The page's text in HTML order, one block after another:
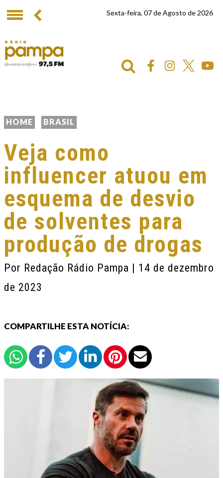
Sexta-feira, 07 de Agosto de 2026
HOME BRASIL
Veja como
influencer atuou em
esquema de desvio
de solventes para
produção de drogas
Por Redação Rádio Pampa | 14 de dezembro
de 2023
COMPARTILHE ESTA NOTÍCIA: